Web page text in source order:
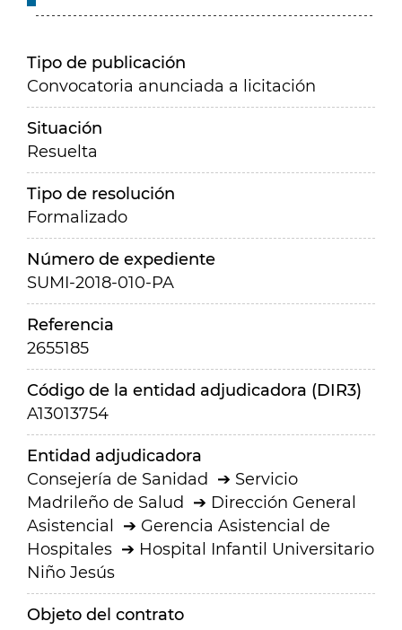
Tipo de publicación
Convocatoria anunciada a licitación
Situación
Resuelta
Tipo de resolución
Formalizado
Número de expediente
SUMI-2018-010-PA
Referencia
2655185
Código de la entidad adjudicadora (DIR3)
A13013754
Entidad adjudicadora
Consejería de Sanidad
Servicio
Madrileño de Salud
Dirección General
Asistencial
Gerencia Asistencial de
Hospitales
Hospital Infantil Universitario
Niño Jesús
Objeto del contrato